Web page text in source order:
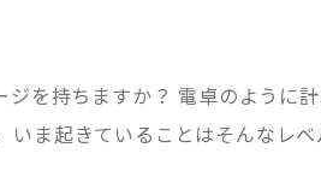
ジを持ちますか？ 電卓のように
ま起きていることはそんなレ